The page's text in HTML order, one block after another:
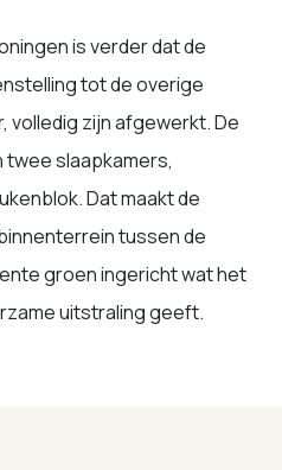
is verder dat de
tot de overige
volledig zijn afgewerkt. De
twee slaapkamers,
Dat maakt de
tussen de
groen ingericht wat het
uitstraling geeft.